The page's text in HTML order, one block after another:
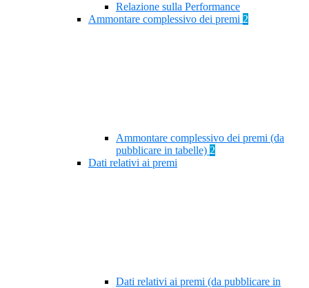
Relazione sulla Performance
Ammontare complessivo dei premi 2
Ammontare complessivo dei premi (da
pubblicare in tabelle) 2
Dati relativi ai premi
Dati relativi ai premi (da pubblicare in